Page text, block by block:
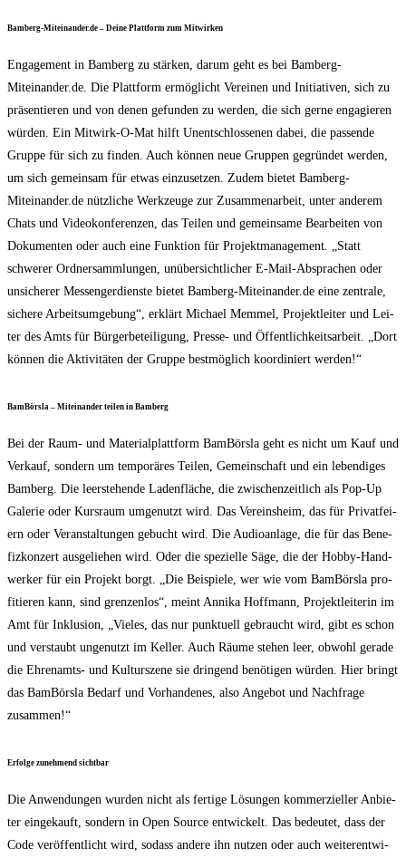
Bamberg-Miteinander.de – Dei­ne Platt­form zum Mitwirken
Enga­ge­ment in Bam­berg zu stär­ken, dar­um geht es bei Bamberg-
Miteinander.de. Die Platt­form ermög­licht Ver­ei­nen und Initia­ti­ven, sich zu
prä­sen­tie­ren und von denen gefun­den zu wer­den, die sich ger­ne enga­gie­ren
wür­den. Ein Mit­wirk-O-Mat hilft Unent­schlos­se­nen dabei, die pas­sen­de
Grup­pe für sich zu fin­den. Auch kön­nen neue Grup­pen gegrün­det wer­den,
um sich gemein­sam für etwas ein­zu­set­zen. Zudem bie­tet Bamberg-
Miteinander.de nütz­li­che Werk­zeu­ge zur Zusam­men­ar­beit, unter ande­rem
Chats und Video­kon­fe­ren­zen, das Tei­len und gemein­sa­me Bear­bei­ten von
Doku­men­ten oder auch eine Funk­ti­on für Pro­jekt­ma­nage­ment. „Statt
schwe­rer Ord­ner­samm­lun­gen, unüber­sicht­li­cher E‑Mail-Abspra­chen oder
unsi­che­rer Mes­sen­ger­diens­te bie­tet Bamberg-Miteinander.de eine zen­tra­le,
siche­re Arbeits­um­ge­bung“, erklärt Micha­el Mem­mel, Pro­jekt­lei­ter und Lei­
ter des Amts für Bür­ger­be­tei­li­gung, Pres­se- und Öffent­lich­keits­ar­beit. „Dort
kön­nen die Akti­vi­tä­ten der Grup­pe best­mög­lich koor­di­niert werden!“
Bam­Börs­la – Mit­ein­an­der tei­len in Bamberg
Bei der Raum- und Mate­ri­al­platt­form Bam­Börs­la geht es nicht um Kauf und
Ver­kauf, son­dern um tem­po­rä­res Tei­len, Gemein­schaft und ein leben­di­ges
Bam­berg. Die leer­ste­hen­de Laden­flä­che, die zwi­schen­zeit­lich als Pop-Up
Gale­rie oder Kurs­raum umge­nutzt wird. Das Ver­eins­heim, das für Pri­vat­fei­
ern oder Ver­an­stal­tun­gen gebucht wird. Die Audio­an­la­ge, die für das Bene­
fiz­kon­zert aus­ge­lie­hen wird. Oder die spe­zi­el­le Säge, die der Hob­by-Hand­
wer­ker für ein Pro­jekt borgt. „Die Bei­spie­le, wer wie vom Bam­Börs­la pro­
fi­tie­ren kann, sind gren­zen­los“, meint Anni­ka Hoff­mann, Pro­jekt­lei­te­rin im
Amt für Inklu­si­on, „Vie­les, das nur punk­tu­ell gebraucht wird, gibt es schon
und ver­staubt unge­nutzt im Kel­ler. Auch Räu­me ste­hen leer, obwohl gera­de
die Ehren­amts- und Kul­tur­sze­ne sie drin­gend benö­ti­gen wür­den. Hier bringt
das Bam­Börs­la Bedarf und Vor­han­de­nes, also Ange­bot und Nach­fra­ge
zusammen!“
Erfol­ge zuneh­mend sichtbar
Die Anwen­dun­gen wur­den nicht als fer­ti­ge Lösun­gen kom­mer­zi­el­ler Anbie­
ter ein­ge­kauft, son­dern in Open Source ent­wi­ckelt. Das bedeu­tet, dass der
Code ver­öf­fent­licht wird, sodass ande­re ihn nut­zen oder auch wei­ter­ent­wi­